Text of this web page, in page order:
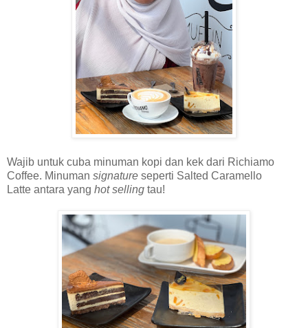
Wajib untuk cuba minuman kopi dan kek dari Richiamo
Coffee. Minuman signature seperti Salted Caramello
Latte antara yang hot selling tau!